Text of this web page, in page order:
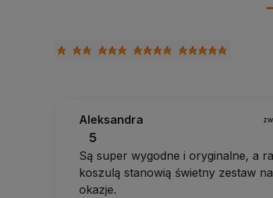
Aleksandra
5
Są super wygodne i oryginalne, a
koszulą stanowią świetny zestaw
okazje.